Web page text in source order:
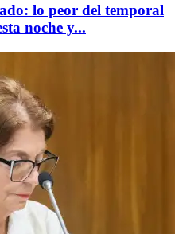
lo peor del temporal
noche y...